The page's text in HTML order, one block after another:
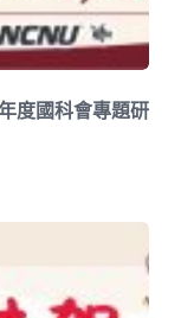
度國科會專題研